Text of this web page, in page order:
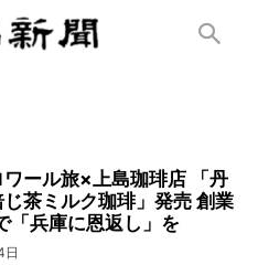
ール旅×上島珈琲店 「丹
茶ミルク珈琲」発売 創業
「兵庫に恩返し」を
日